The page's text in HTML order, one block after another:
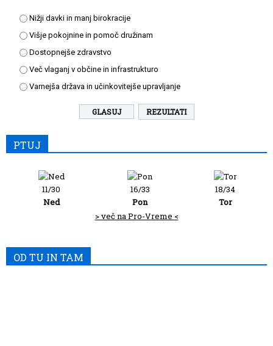
Nižji davki in manj birokracije
Višje pokojnine in pomoč družinam
Dostopnejše zdravstvo
Več vlaganj v občine in infrastrukturo
Varnejša država in učinkovitejše upravljanje
REZULTATI
PTUJ
11/30
Ned
16/33
Pon
18/34
Tor
> več na Pro-Vreme <
OD TU IN TAM